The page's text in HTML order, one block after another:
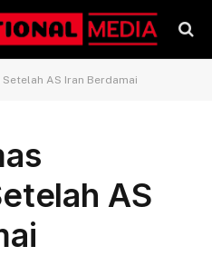
AS Iran Berdamai
AS